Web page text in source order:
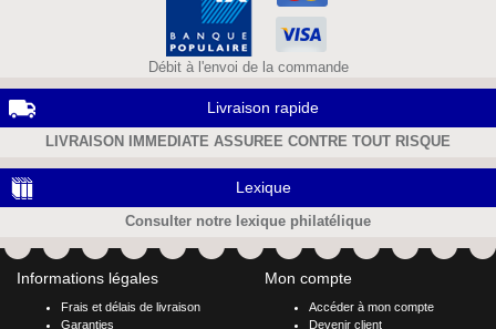
Débit à l'envoi de la commande
Livraison rapide
LIVRAISON IMMEDIATE ASSUREE CONTRE TOUT RISQUE
Lexique
Consulter notre lexique philatélique
Informations légales
Frais et délais de livraison
Garanties
Mon compte
Accéder à mon compte
Devenir client